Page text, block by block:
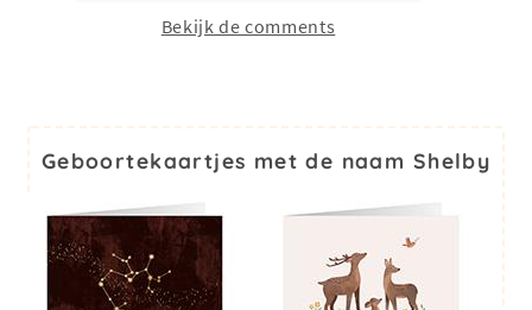
Bekijk de comments
Geboortekaartjes met de naam Shelby